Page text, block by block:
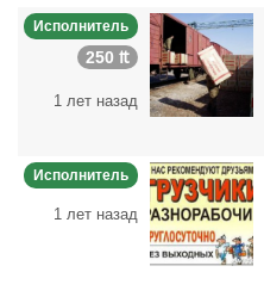
Исполнитель
250 ₶
1 лет назад
Исполнитель
1 лет назад